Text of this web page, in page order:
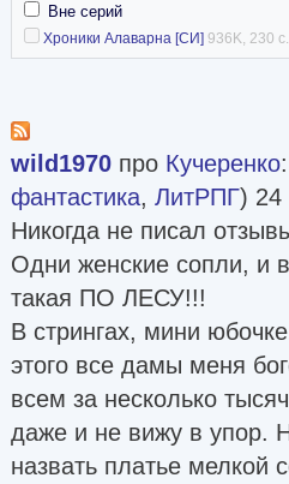
Вне серий
Хроники Алаварна [СИ] 936K, 230 с.
wild1970 про Кучеренко:
фантастика, ЛитРПГ) 24
Никогда не писал
Одни женские сопли, и
такая ПО ЛЕСУ!!!
В стрингах, мини
этого все дамы меня
всем за несколько
даже и не вижу в упор.
назвать платье мелкой